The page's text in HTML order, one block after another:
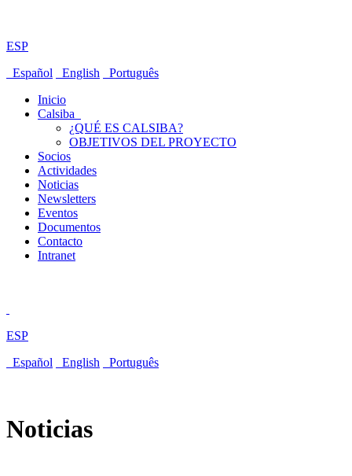
ESP
Español
English
Português
Inicio
Calsiba
¿QUÉ ES CALSIBA?
OBJETIVOS DEL PROYECTO
Socios
Actividades
Noticias
Newsletters
Eventos
Documentos
Contacto
Intranet
ESP
Español
English Português
Noticias